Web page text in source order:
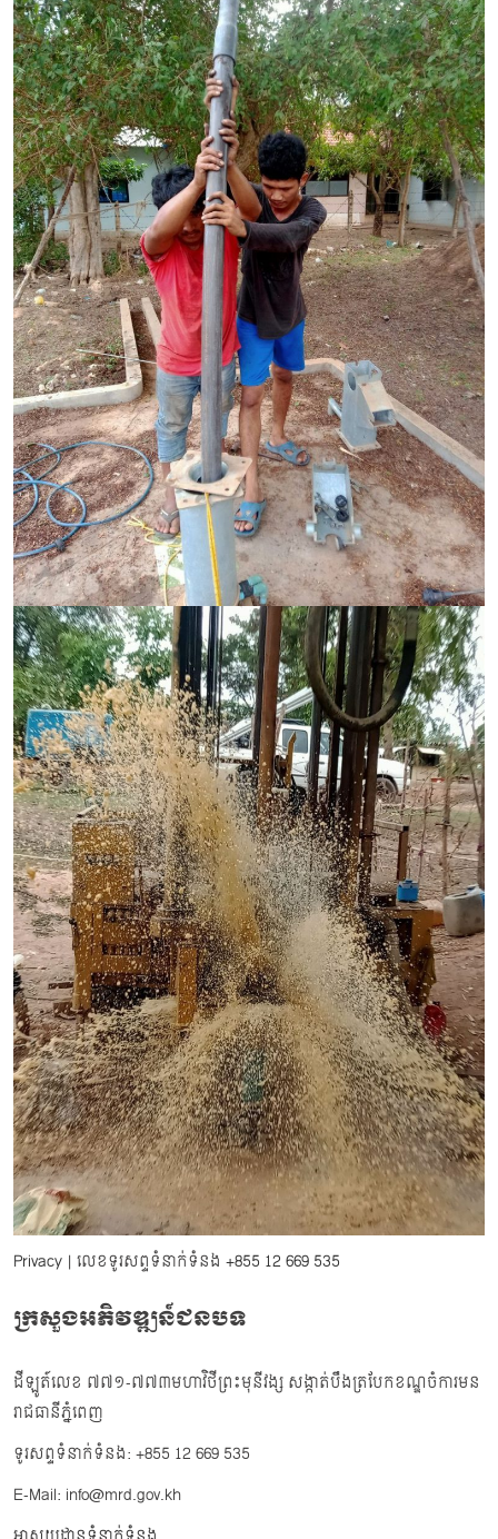
Privacy | លេខទូរសព្ទទំនាក់ទំនង +855 12 669 535
ក្រសួងអភិវឌ្ឍន៍ជនបទ
ដីឡូត៍លេខ ៧៧១-៧៧៣មហាវិថីព្រះមុនីវង្ស សង្កាត់បឹងត្របែកខណ្ឌចំការមន
រាជធានីភ្នំពេញ
ទូរសព្ទទំនាក់ទំនង: +855 12 669 535
E-Mail: info@mrd.gov.kh